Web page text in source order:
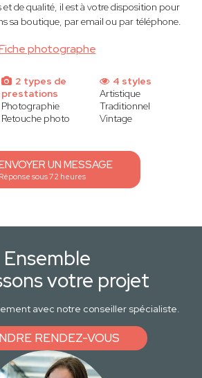
photographe
et de qualité, il est à votre disposition pour
sa boutique, par email ou par téléphone.
2 types de
prestations
Photographie
Retouche photo
4 styles
Artistique
Traditionnel
Vintage
UN MESSAGE
sous 72 heures
Ensemble
votre projet
avec notre conseiller spécialiste.
RENDEZ-VOUS